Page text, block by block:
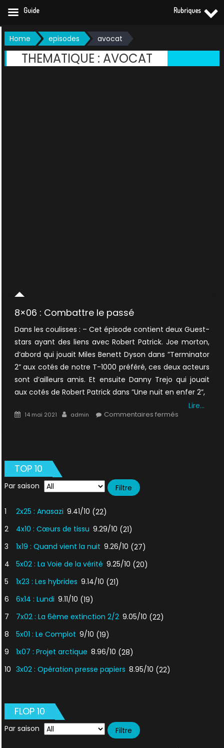
Skip
to
content
Home episodes avocat
THEMATIQUE : AVOCAT
8×06 : Combattre le passé
Dans les coulisses : – Cet épisode contient deux Guest-
stars ayant des liens avec Robert Patrick. Joe morton,
d’abord qui jouait Miles Benett Dyson dans ”Terminator
2” aux cotés de notre T-1000 préféré, ces deux acteurs
sont d’ailleurs amis. Et ensuite Danny Trejo qui jouait
aux cotés de Robert Patrick dans ”Une nuit en enfer 2”,
Lire…
Posted
14 mai 2021 Author
admin Commentaires ferméssur
TOP 10
Par saison
1 2x25 : Anasazi 9.41/10 (22)
2
4x10 : Cœurs de tissu 9.29/10 (21)
3
1x19 : Quand vient la nuit 9.26/10 (27)
4
5x02 : La Voie de la vérité 9.25/10 (20)
5
1x23 : Les hybrides 9.14/10 (21)
6
6x14 : Lundi 9.11/10 (19)
7
7x02 : La 6ème extinction 2/2 9.05/10 (22)
8
5x01 : Le Complot 9/10 (19)
9
1x07 : Projet arctique 8.96/10 (28)
10 3x02 : Opération presse papiers 8.95/10 (22)
FLOP 10
Par saison
Guide Rubriques